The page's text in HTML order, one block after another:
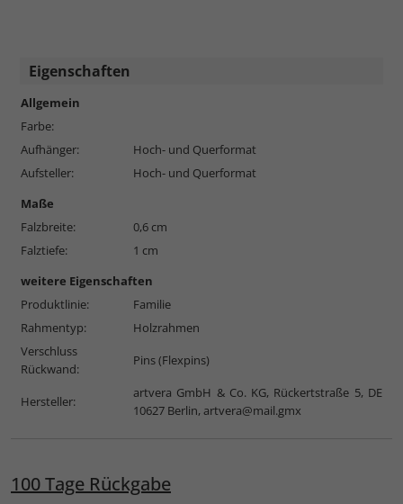
Eigenschaften
Allgemein
Farbe:
Aufhänger:
Hoch- und Querformat
Aufsteller:
Hoch- und Querformat
Maße
Falzbreite:
0,6 cm
Falztiefe:
1 cm
weitere Eigenschaften
Produktlinie:
Familie
Rahmentyp:
Holzrahmen
Verschluss
Rückwand:
Pins (Flexpins)
Hersteller:
artvera GmbH & Co. KG, Rückertstraße 5, DE
10627 Berlin,artvera@mail.gmx
100 Tage Rückgabe